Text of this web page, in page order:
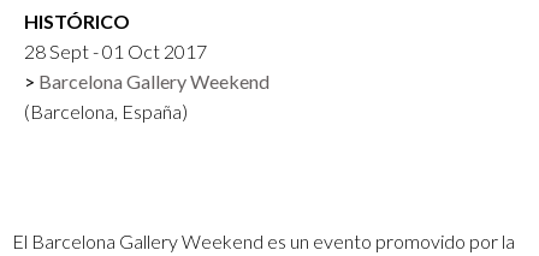
HISTÓRICO
28 Sept - 01 Oct 2017
Barcelona Gallery Weekend
(Barcelona, España)
El Barcelona Gallery Weekend es un evento promovido por la